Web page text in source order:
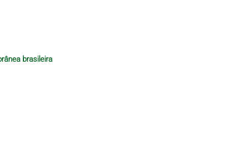
brasileira